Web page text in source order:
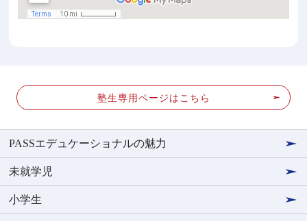
塾生専用ページはこちら
PASSエデュケーショナルの魅力
未就学児
小学生